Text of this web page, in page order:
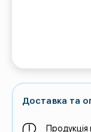
Доставка та